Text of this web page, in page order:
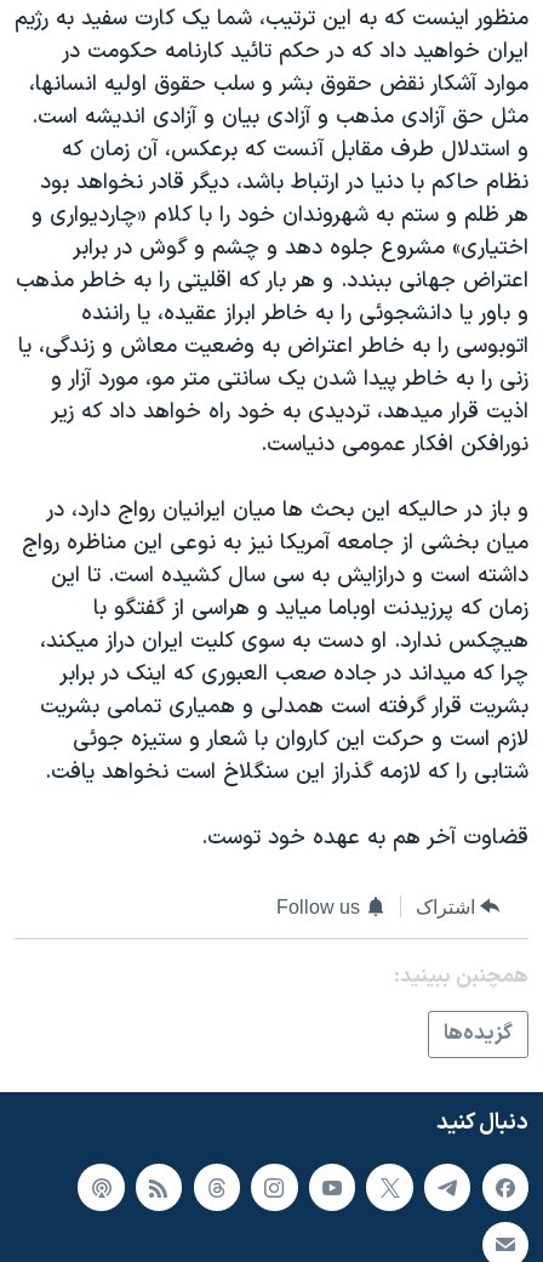
منظور اینست که به این ترتیب، شما یک کارت سفید به رژیم
ایران خواهید داد که در حکم تائید کارنامه حکومت در
موارد آشکار نقض حقوق بشر و سلب حقوق اولیه انسانها،
مثل حق آزادی مذهب و آزادی بیان و آزادی اندیشه است.
و استدلال طرف مقابل آنست که برعکس، آن زمان که
نظام حاکم با دنیا در ارتباط باشد، دیگر قادر نخواهد بود
هر ظلم و ستم به شهروندان خود را با کلام «چاردیواری و
اختیاری» مشروع جلوه دهد و چشم و گوش در برابر
اعتراض جهانی ببندد. و هر بار که اقلیتی را به خاطر مذهب
و باور یا دانشجوئی را به خاطر ابراز عقیده، یا راننده
اتوبوسی را به خاطر اعتراض به وضعیت معاش و زندگی، یا
زنی را به خاطر پیدا شدن یک سانتی متر مو، مورد آزار و
اذیت قرار میدهد، تردیدی به خود راه خواهد داد که زیر
نورافکن افکار عمومی دنیاست.
و باز در حالیکه این بحث ها میان ایرانیان رواج دارد، در
میان بخشی از جامعه آمریکا نیز به نوعی این مناظره رواج
داشته است و درازایش به سی سال کشیده است. تا این
زمان که پرزیدنت اوباما میاید و هراسی از گفتگو با
هیچکس ندارد. او دست به سوی کلیت ایران دراز میکند،
چرا که میداند در جاده صعب العبوری که اینک در برابر
بشریت قرار گرفته است همدلی و همیاری تمامی بشریت
لازم است و حرکت این کاروان با شعار و ستیزه جوئی
شتابی را که لازمه گذراز این سنگلاخ است نخواهد یافت.
قضاوت آخر هم به عهده خود توست.
اشتراک Follow us
همچنبن ببینید:
گزيده‌ها
دنبال کنید